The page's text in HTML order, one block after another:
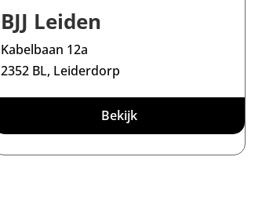
BJJ Leiden
Kabelbaan 12a
2352 BL, Leiderdorp
Bekijk